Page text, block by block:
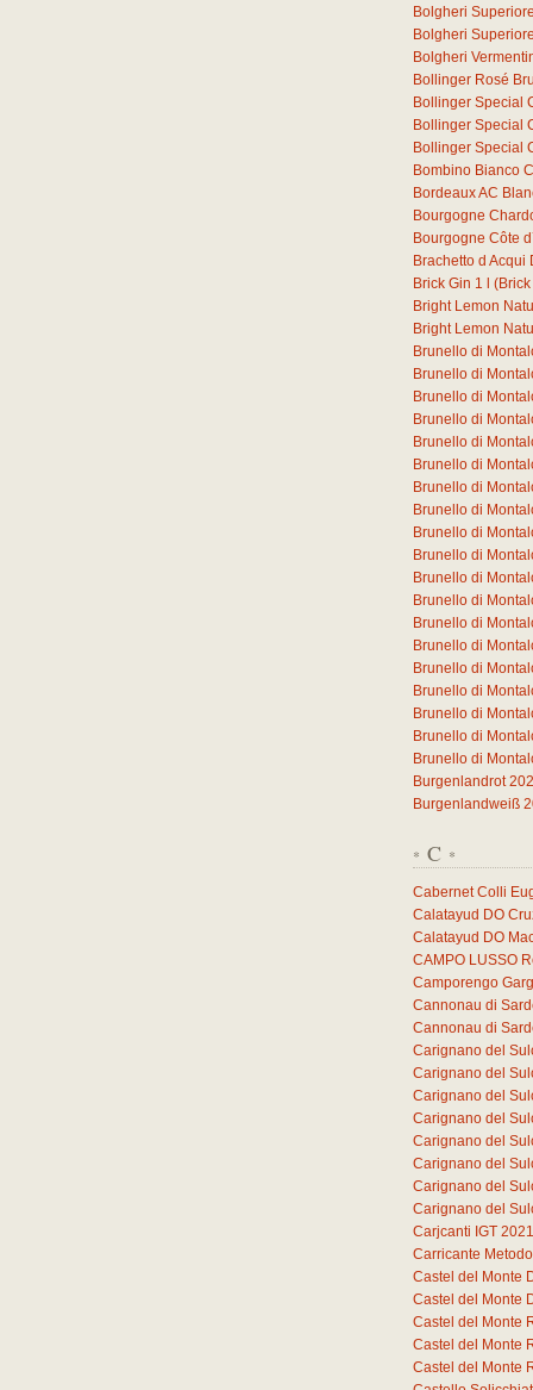
Bolgheri
Bolgheri
Bolgheri
Bollinger Rosé
Bollinger Special
Bollinger Special
Bollinger Special
Bombino Bianco
Bordeaux AC
Bourgogne
Bourgogne Côte
Brachetto d Acqui
Brick Gin 1
Bright Lemon
Bright Lemon
Brunello di
Brunello di
Brunello di
Brunello di
Brunello di
Brunello di
Brunello di
Brunello di
Brunello di
Brunello di
Brunello di
Brunello di
Brunello di
Brunello di
Brunello di
Brunello di
Brunello di
Brunello di
Brunello di
Burgenlandrot
Burgenlandweiß
* C *
Cabernet Colli
Calatayud DO
Calatayud DO
CAMPO LUSSO
Camporengo
Cannonau di
Cannonau di
Carignano del
Carignano del
Carignano del
Carignano del
Carignano del
Carignano del
Carignano del
Carignano del
Carjcanti IGT 2021
Carricante
Castel del Monte
Castel del Monte
Castel del Monte
Castel del Monte
Castel del Monte